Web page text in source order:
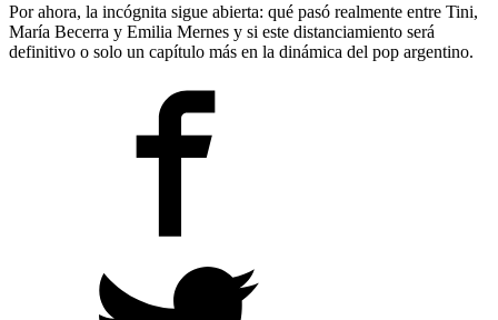
Por ahora, la incógnita sigue abierta: qué pasó realmente entre Tini,
María Becerra y Emilia Mernes y si este distanciamiento será
definitivo o solo un capítulo más en la dinámica del pop argentino.